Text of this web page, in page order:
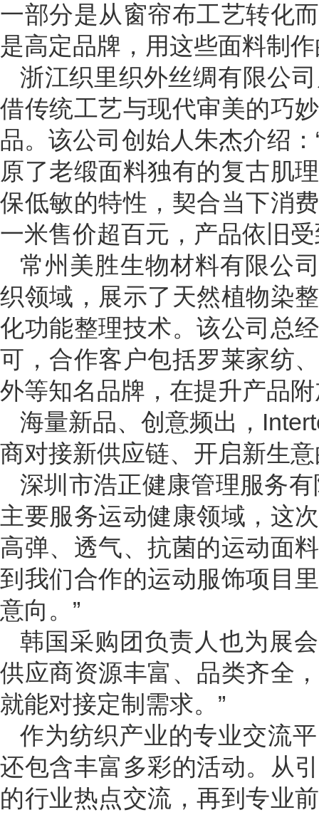
一部分是从窗帘布工艺转化
是高定品牌，用这些面料制
浙江织里织外丝绸有限公
借传统工艺与现代审美的巧
品。该公司创始人朱杰介绍
原了老缎面料独有的复古肌
保低敏的特性，契合当下消
一米售价超百元，产品依旧
常州美胜生物材料有限公
织领域，展示了天然植物染
化功能整理技术。该公司总
可，合作客户包括罗莱家纺
外等知名品牌，在提升产品
海量新品、创意频出，
商对接新供应链、开启新生
深圳市浩正健康管理服务
主要服务运动健康领域，这
高弹、透气、抗菌的运动面
到我们合作的运动服饰项目
意向。”
韩国采购团负责人也为展
供应商资源丰富、品类齐全
就能对接定制需求。”
作为纺织产业的专业交流
还包含丰富多彩的活动。从
的行业热点交流，再到专业